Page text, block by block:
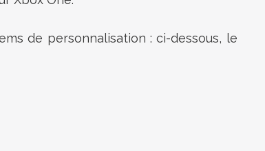
de personnalisation : ci-dessous, le